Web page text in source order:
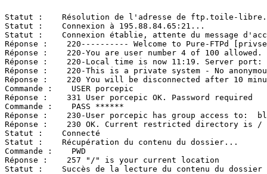
Statut :    Résolution de l'adresse de ftp.toile-
Statut :    Connexion à 195.88.84.65:21...
Statut :    Connexion établie, attente du message
Réponse :    220---------- Welcome to Pure-FTPd
Réponse :    220-You are user number 4 of 100 allowed.
Réponse :    220-Local time is now 11:19. Server port:
Réponse :    220-This is a private system - No
Réponse :    220 You will be disconnected after 10
Commande :    USER porcepic
Réponse :    331 User porcepic OK. Password required
Commande :    PASS ******
Réponse :    230-User porcepic has group access
Réponse :    230 OK. Current restricted directory is /
Statut :    Connecté
Statut :    Récupération du contenu du dossier...
Commande :    PWD
Réponse :    257 "/" is your current location
Statut :    Succès de la lecture du contenu du dossier